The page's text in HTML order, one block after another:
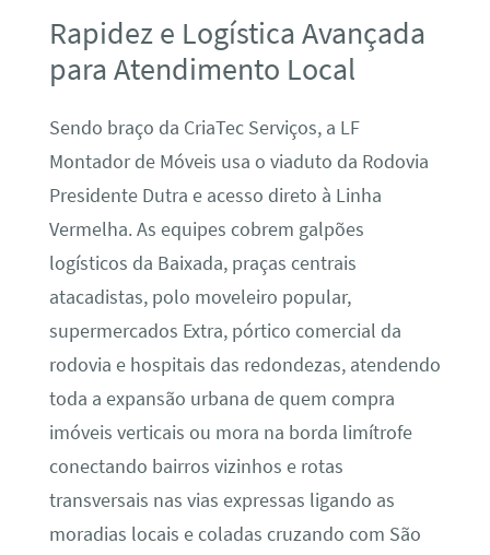
Rapidez e Logística Avançada
para Atendimento Local
Sendo braço da CriaTec Serviços, a LF
Montador de Móveis usa o viaduto da Rodovia
Presidente Dutra e acesso direto à Linha
Vermelha. As equipes cobrem galpões
logísticos da Baixada, praças centrais
atacadistas, polo moveleiro popular,
supermercados Extra, pórtico comercial da
rodovia e hospitais das redondezas, atendendo
toda a expansão urbana de quem compra
imóveis verticais ou mora na borda limítrofe
conectando bairros vizinhos e rotas
transversais nas vias expressas ligando as
moradias locais e coladas cruzando com São